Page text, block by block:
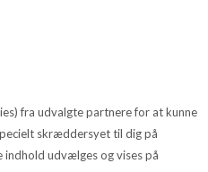
fra udvalgte partnere for at kunne
skræddersyet til dig på
indhold udvælges og vises på